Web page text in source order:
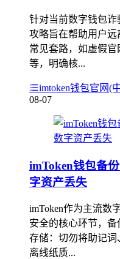
针对当前数字钱包诈
攻略旨在帮助用户
常见套路，如虚假
等，明确核...
imtoken钱包官网(
08-07
imToken钱包备
字资产丢失
imToken作为主流数
安全的核心环节，
存储：切勿将助记词
离线纸质...